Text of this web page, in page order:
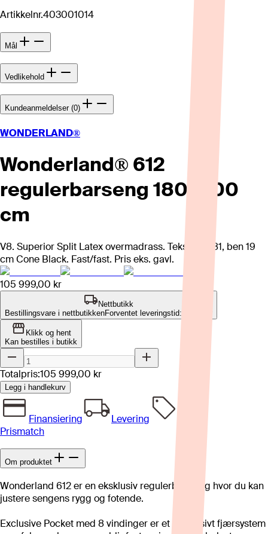
Artikkelnr.403001014
Mål
Vedlikehold
Kundeanmeldelser (0)
WONDERLAND®
Wonderland® 612
regulerbarseng 180x200
cm
V8. Superior Split Latex overmadrass. Tekstil Air 81, ben 19
cm Cone Black. Fast/fast. Pris eks. gavl.
105 999,00 kr
Nettbutikk
Bestillingsvare i nettbutikkenForventet leveringstid: 4-8 uker
Klikk og hent
Kan bestilles i butikk
Totalpris:105 999,00 kr
Legg i handlekurv
Finansiering
Levering
Prismatch
Om produktet
Wonderland 612 er en eksklusiv regulerbar seng hvor du kan
justere sengens rygg og fotende.
Exclusive Pocket med 8 vindinger er et eksklusivt fjærsystem